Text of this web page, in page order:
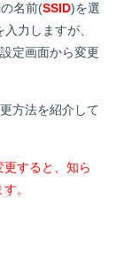
名前(SSID)を選
入力しますが、
定画面から変更
方法を紹介して
すると、知ら
。